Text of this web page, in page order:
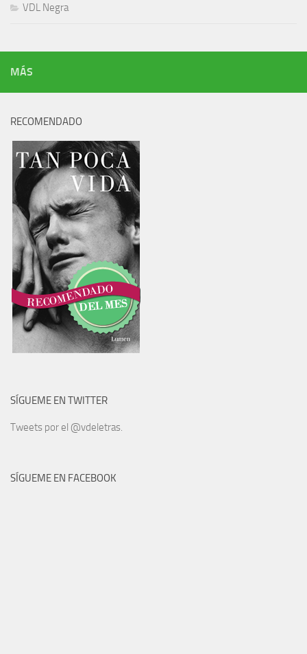
VDL Negra
MÁS
RECOMENDADO
SÍGUEME EN TWITTER
Tweets por el @vdeletras.
SÍGUEME EN FACEBOOK